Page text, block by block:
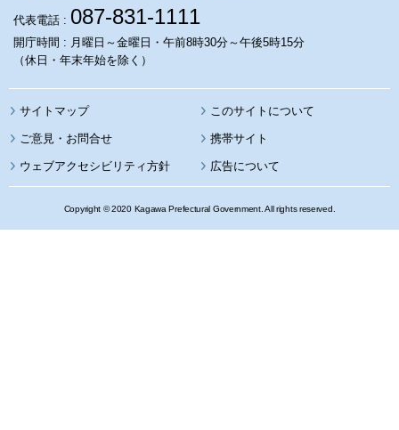
代表電話 : 087-831-1111
開庁時間 : 月曜日～金曜日・午前8時30分～午後5時15分
（休日・年末年始を除く）
サイトマップ このサイトについて
携帯サイト
ウェブアクセシビリティ方針 広告について
Copyright © 2020 Kagawa Prefectural Government. All rights reserved.